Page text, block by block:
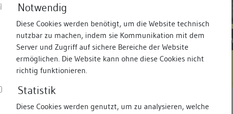
Notwendig
Diese Cookies werden benötigt, um die Website technisch
nutzbar zu machen, indem sie Kommunikation mit dem
Server und Zugriff auf sichere Bereiche der Website
ermöglichen. Die Website kann ohne diese Cookies nicht
richtig funktionieren.
Statistik
Diese Cookies werden genutzt, um zu analysieren, welche
Termine Suche Freie Bauforscher:innen